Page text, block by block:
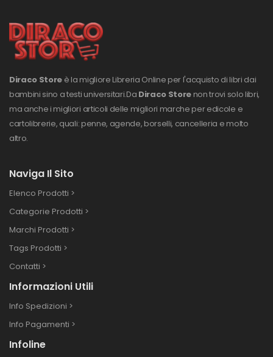
Diraco Store è la migliore Libreria Online per l'acquisto di libri dai
bambini sino a testi universitari.Da Diraco Store non trovi solo libri,
ma anche i migliori articoli delle migliori marche per edicole e
cartolibrerie, quali: penne, agende, borselli, cancelleria e molto
altro.
Naviga Il Sito
Elenco Prodotti >
Categorie Prodotti >
Marchi Prodotti >
Tags Prodotti >
Contatti >
Informazioni Utili
Info Spedizioni >
Info Pagamenti >
Infoline